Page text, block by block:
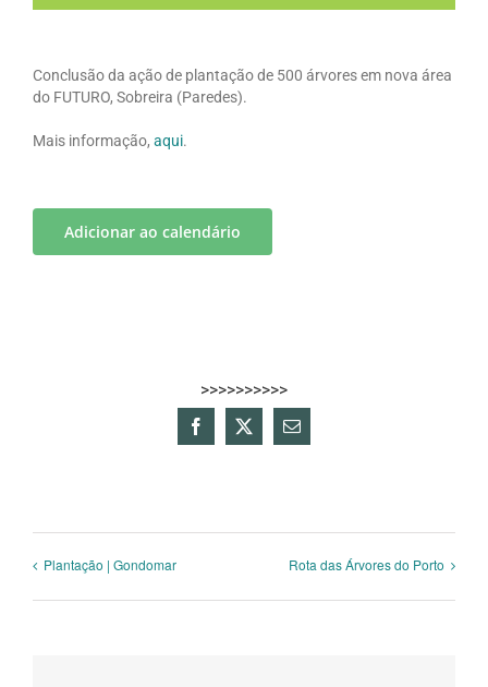
Conclusão da ação de plantação de 500 árvores em nova área
do FUTURO, Sobreira (Paredes).
Mais informação, aqui.
Adicionar ao calendário
>>>>>>>>>>
Facebook
X
Email
(necessário
Plantação | Gondomar Rota das Árvores do Porto